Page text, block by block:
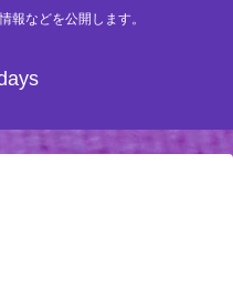
報などを公開します。